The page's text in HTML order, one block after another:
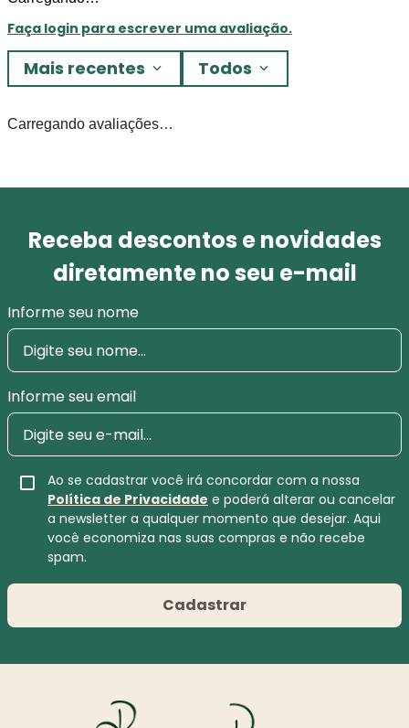
Faça login para escrever uma avaliação.
Mais recentes Todos
Carregando avaliações…
Receba descontos e novidades
diretamente no seu e-mail
Informe seu nome
Informe seu email
Ao se cadastrar você irá concordar com a nossa
Política de Privacidade e poderá alterar ou cancelar
a newsletter a qualquer momento que desejar. Aqui
você economiza nas suas compras e não recebe
spam.
Cadastrar